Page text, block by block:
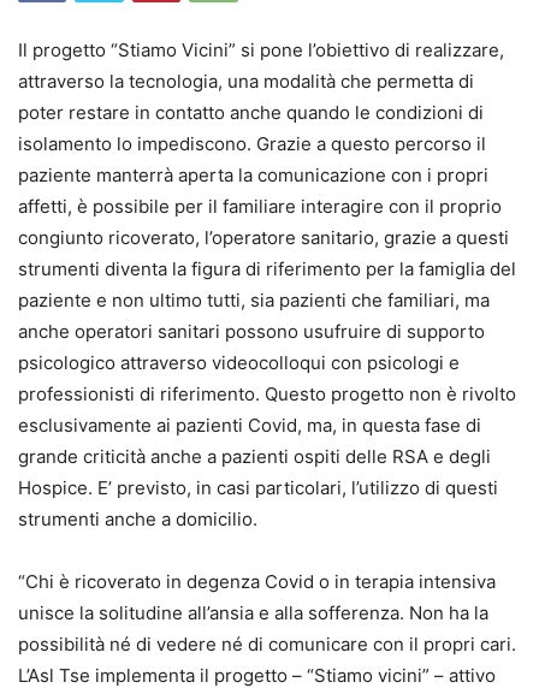
Il progetto “Stiamo Vicini” si pone l’obiettivo di realizzare,
attraverso la tecnologia, una modalità che permetta di
poter restare in contatto anche quando le condizioni di
isolamento lo impediscono. Grazie a questo percorso il
paziente manterrà aperta la comunicazione con i propri
affetti, è possibile per il familiare interagire con il proprio
congiunto ricoverato, l’operatore sanitario, grazie a questi
strumenti diventa la figura di riferimento per la famiglia del
paziente e non ultimo tutti, sia pazienti che familiari, ma
anche operatori sanitari possono usufruire di supporto
psicologico attraverso videocolloqui con psicologi e
professionisti di riferimento. Questo progetto non è rivolto
esclusivamente ai pazienti Covid, ma, in questa fase di
grande criticità anche a pazienti ospiti delle RSA e degli
Hospice. E’ previsto, in casi particolari, l’utilizzo di questi
strumenti anche a domicilio.
“Chi è ricoverato in degenza Covid o in terapia intensiva
unisce la solitudine all’ansia e alla sofferenza. Non ha la
possibilità né di vedere né di comunicare con il propri cari.
L’Asl Tse implementa il progetto – “Stiamo vicini” – attivo